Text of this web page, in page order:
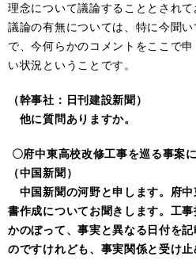
理念について議論することとされ
議論の有無については、特に今聞
で、今何らかのコメントをここで
い状況ということです。
（幹事社：日刊建設新聞）
他に質問ありますか。
〇府中東高校改修工事を巡る事案
（中国新聞）
中国新聞の河野と申します。府
書作成についてお聞きします。工
かのぼって、事実と異なる日付を
のですけれども、事実関係と受け止